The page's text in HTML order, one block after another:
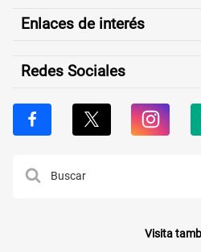
Enlaces de interés
Redes Sociales
Visita